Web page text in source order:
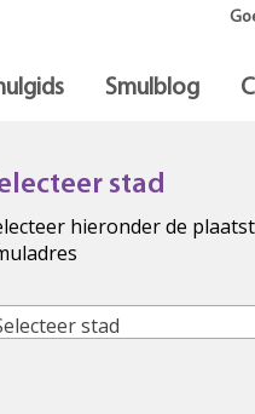
Smulblog
stad
hieronder de
stad